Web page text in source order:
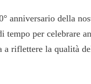
anniversario della
tempo per celebrare
a riflettere la qualità